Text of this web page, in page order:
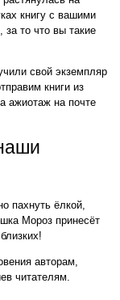
книгу с вашими
за то что вы такие
свой экземпляр
книги из
ажиотаж на почте
пахнуть ёлкой,
Мороз принесёт
авторам,
читателям.